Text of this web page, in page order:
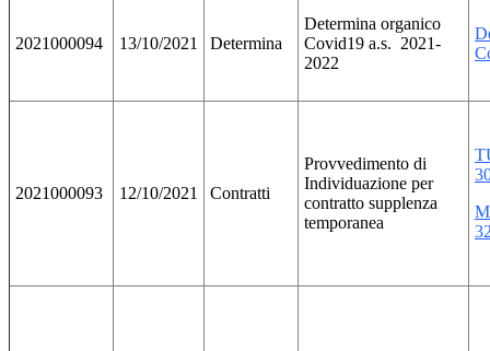
2021000094 13/10/2021 Determina
Determina organico
Covid19 a.s. 2021-
2022
2021000093 12/10/2021 Contratti
Provvedimento di
Individuazione per
contratto supplenza
temporanea